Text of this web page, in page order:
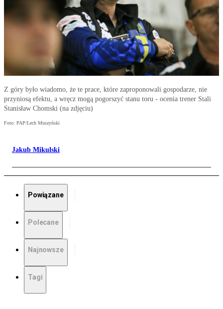
Z góry było wiadomo, że te prace, które zaproponowali gospodarze, nie
przyniosą efektu, a wręcz mogą pogorszyć stanu toru - ocenia trener Stali
Stanisław Chomski (na zdjęciu)
Foto: PAP/Lech Muszyński
Jakub Mikulski
Powiązane
Polecane
Najnowsze
Tagi